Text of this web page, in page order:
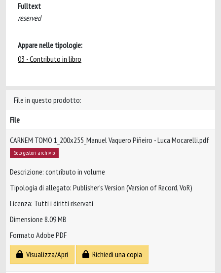
Fulltext
reserved
Appare nelle tipologie:
03 - Contributo in libro
File in questo prodotto:
File
CARNEM TOMO 1_200x255_Manuel Vaquero Piñeiro - Luca Mocarelli.pdf
Solo gestori archivio
Descrizione: contributo in volume
Tipologia di allegato: Publisher’s Version (Version of Record, VoR)
Licenza: Tutti i diritti riservati
Dimensione 8.09 MB
Formato Adobe PDF
Visualizza/Apri
Richiedi una copia